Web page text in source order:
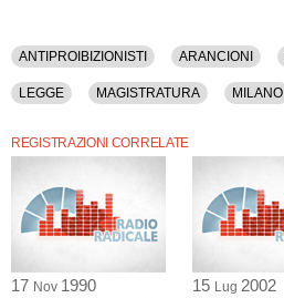
ANTIPROIBIZIONISTI ARANCIONI
LEGGE MAGISTRATURA MILANO
REGISTRAZIONI CORRELATE
17 Nov 1990 15 Lug 2002